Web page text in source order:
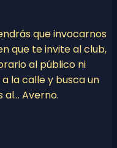
que invocarnos
que te invite al club,
al público ni
la calle y busca un
Averno.